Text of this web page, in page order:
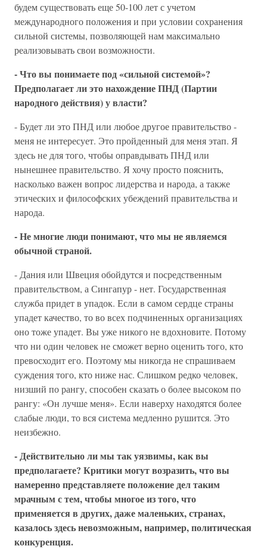
будем существовать еще 50-100 лет с учетом
международного положения и при условии сохранения
сильной системы, позволяющей нам максимально
реализовывать свои возможности.
- Что вы понимаете под «сильной системой»?
Предполагает ли это нахождение ПНД (Партии
народного действия) у власти?
- Будет ли это ПНД или любое другое правительство -
меня не интересует. Это пройденный для меня этап. Я
здесь не для того, чтобы оправдывать ПНД или
нынешнее правительство. Я хочу просто пояснить,
насколько важен вопрос лидерства и народа, а также
этических и философских убеждений правительства и
народа.
- Не многие люди понимают, что мы не являемся
обычной страной.
- Дания или Швеция обойдутся и посредственным
правительством, а Сингапур - нет. Государственная
служба придет в упадок. Если в самом сердце страны
упадет качество, то во всех подчиненных организациях
оно тоже упадет. Вы уже никого не вдохновите. Потому
что ни один человек не сможет верно оценить того, кто
превосходит его. Поэтому мы никогда не спрашиваем
суждения того, кто ниже нас. Слишком редко человек,
низший по рангу, способен сказать о более высоком по
рангу: «Он лучше меня». Если наверху находятся более
слабые люди, то вся система медленно рушится. Это
неизбежно.
- Действительно ли мы так уязвимы, как вы
предполагаете? Критики могут возразить, что вы
намеренно представляете положение дел таким
мрачным с тем, чтобы многое из того, что
применяется в других, даже маленьких, странах,
казалось здесь невозможным, например, политическая
конкуренция.